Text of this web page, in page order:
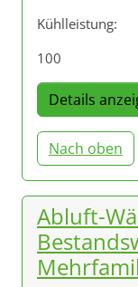
Kühlleistung:
100
Details
Nach oben
Abluft-